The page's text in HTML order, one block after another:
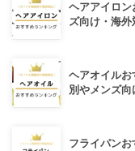
ヘアアイロ
ズ向け・海外
ヘアオイル
別やメンズ向
フライパン